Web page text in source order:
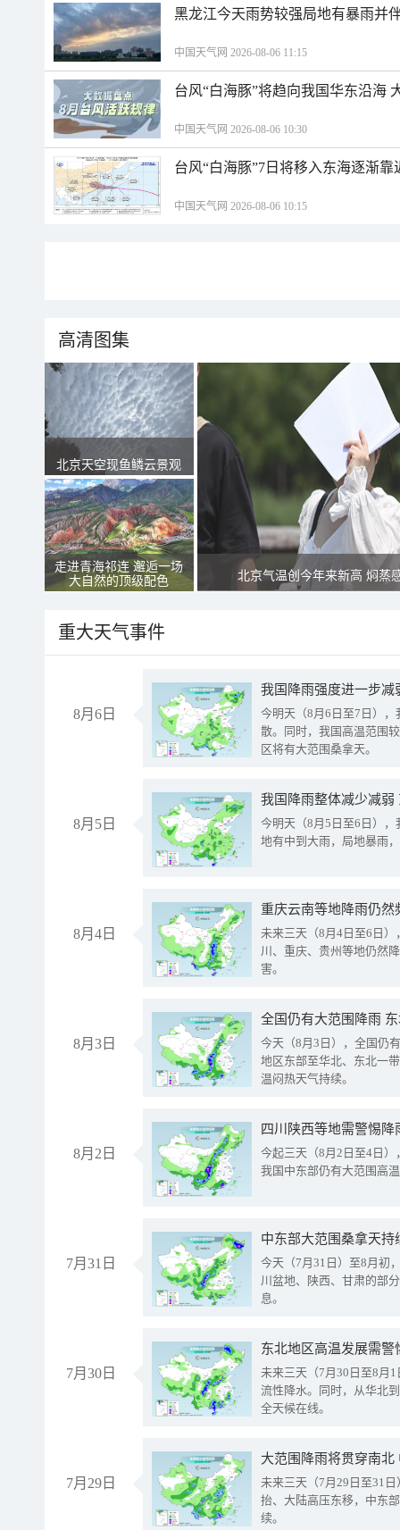
黑龙江今天雨势较强局地有暴雨并
中国天气网 2026-08-06 11:15
台风“白海豚”将趋向我国华东沿海
中国天气网 2026-08-06 10:30
台风“白海豚”7日将移入东海逐渐
中国天气网 2026-08-06 10:15
高清图集
北京天空现鱼鳞云景观
走进青海祁连 邂逅一场
大自然的顶级配色
北京气温创今年来新高 焖蒸
重大天气事件
8月6日
今明天（8月6日至7日）
散。同时，我国高温范围
区将有大范围桑拿天。
8月5日
我国降雨整体减少减弱
今明天（8月5日至6日）
地有中到大雨，局地暴雨
8月4日
重庆云南等地降雨仍然
未来三天（8月4日至6日
川、重庆、贵州等地仍然
害。
8月3日
全国仍有大范围降雨
今天（8月3日），全国仍
地区东部至华北、东北一
温闷热天气持续。
8月2日
今起三天（8月2日至4日
我国中东部仍有大范围高
7月31日
中东部大范围桑拿天
今天（7月31日）至8月初
川盆地、陕西、甘肃的部
息。
7月30日
东北地区高温发展需
未来三天（7月30日至8月
流性降水。同时，从华北
全天候在线。
7月29日
大范围降雨将贯穿南
未来三天（7月29日至31
抬、大陆高压东移，中东
续。